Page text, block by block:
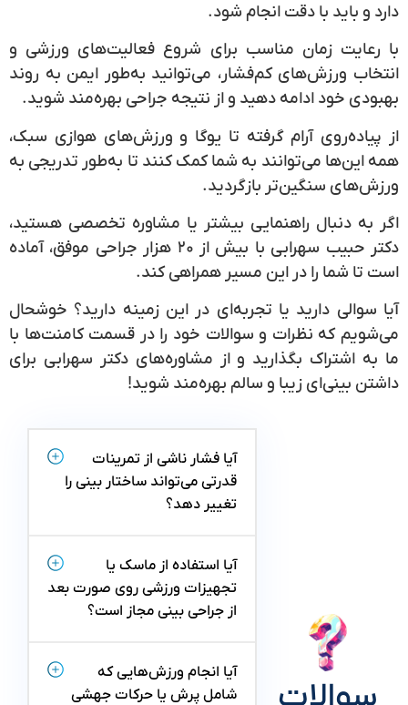
دارد و باید با دقت انجام شود.
با رعایت زمان مناسب برای شروع فعالیت‌های ورزشی و
انتخاب ورزش‌های کم‌فشار، می‌توانید به‌طور ایمن به روند
بهبودی خود ادامه دهید و از نتیجه جراحی بهره‌مند شوید.
از پیاده‌روی آرام گرفته تا یوگا و ورزش‌های هوازی سبک،
همه این‌ها می‌توانند به شما کمک کنند تا به‌طور تدریجی به
ورزش‌های سنگین‌تر بازگردید.
اگر به دنبال راهنمایی بیشتر یا مشاوره تخصصی هستید،
دکتر حبیب سهرابی
با بیش از ۲۰ هزار جراحی موفق، آماده
است تا شما را در این مسیر همراهی کند.
آیا سوالی دارید یا تجربه‌ای در این زمینه دارید؟ خوشحال
می‌شویم که نظرات و سوالات خود را در قسمت کامنت‌ها با
ما به اشتراک بگذارید و از مشاوره‌های دکتر سهرابی برای
داشتن بینی‌ای زیبا و سالم بهره‌مند شوید!
آیا فشار ناشی از تمرینات
قدرتی می‌تواند ساختار بینی را
تغییر دهد؟
آیا استفاده از ماسک یا
تجهیزات ورزشی روی صورت بعد
از جراحی بینی مجاز است؟
آیا انجام ورزش‌هایی که
شامل پرش یا حرکات جهشی